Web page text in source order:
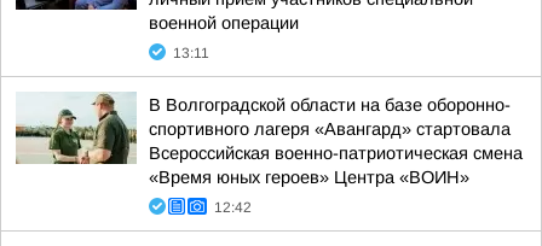
военной операции
13:11
В Волгоградской области на базе оборонно-
спортивного лагеря «Авангард» стартовала
Всероссийская военно-патриотическая смена
«Время юных героев» Центра «ВОИН»
12:42